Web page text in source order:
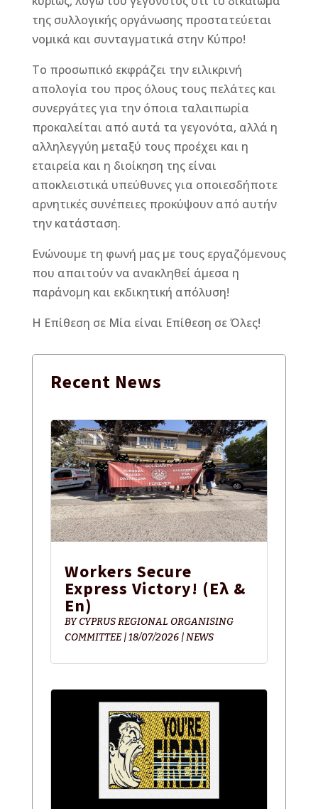
της συλλογικής οργάνωσης προστατεύεται
νομικά και συνταγματικά στην Κύπρο!
Το προσωπικό εκφράζει την ειλικρινή
απολογία του προς όλους τους πελάτες και
συνεργάτες για την όποια ταλαιπωρία
προκαλείται από αυτά τα γεγονότα, αλλά η
αλληλεγγύη μεταξύ τους προέχει και η
εταιρεία και η διοίκηση της είναι
αποκλειστικά υπεύθυνες για οποιεσδήποτε
αρνητικές συνέπειες προκύψουν από αυτήν
την κατάσταση.
Ενώνουμε τη φωνή μας με τους εργαζόμενους
που απαιτούν να ανακληθεί άμεσα η
παράνομη και εκδικητική απόλυση!
Η Επίθεση σε Μία είναι Επίθεση σε Όλες!
Recent News
Workers Secure
Express Victory! (Ελ &
En)
BYCYPRUS REGIONAL ORGANISING
COMMITTEE|18/07/2026|NEWS